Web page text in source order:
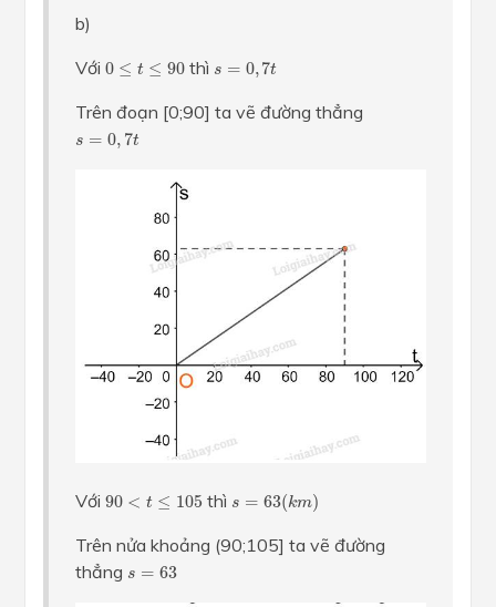
b)
Với 0 ≤ t ≤ 90
0 ≤t ≤90 thì s = 0,7t
s ,7 t
Trên đoạn [0;90] ta vẽ đường thẳng
s = 0, 7t
s ,7 t
Với 90 < t ≤ 105
90 <t ≤ 105 thì s = 63(km)
s 63(km)
Trên nửa khoảng (90;105] ta vẽ đường
thẳng s = 63
s =63